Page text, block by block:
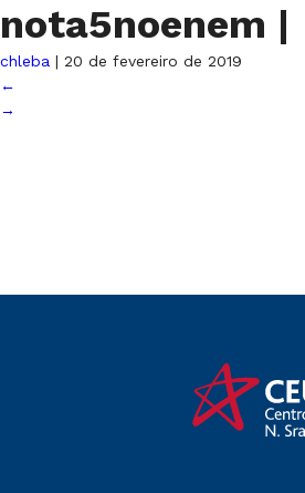
nota5noenem |
chleba | 20 de fevereiro de 2019
←
→